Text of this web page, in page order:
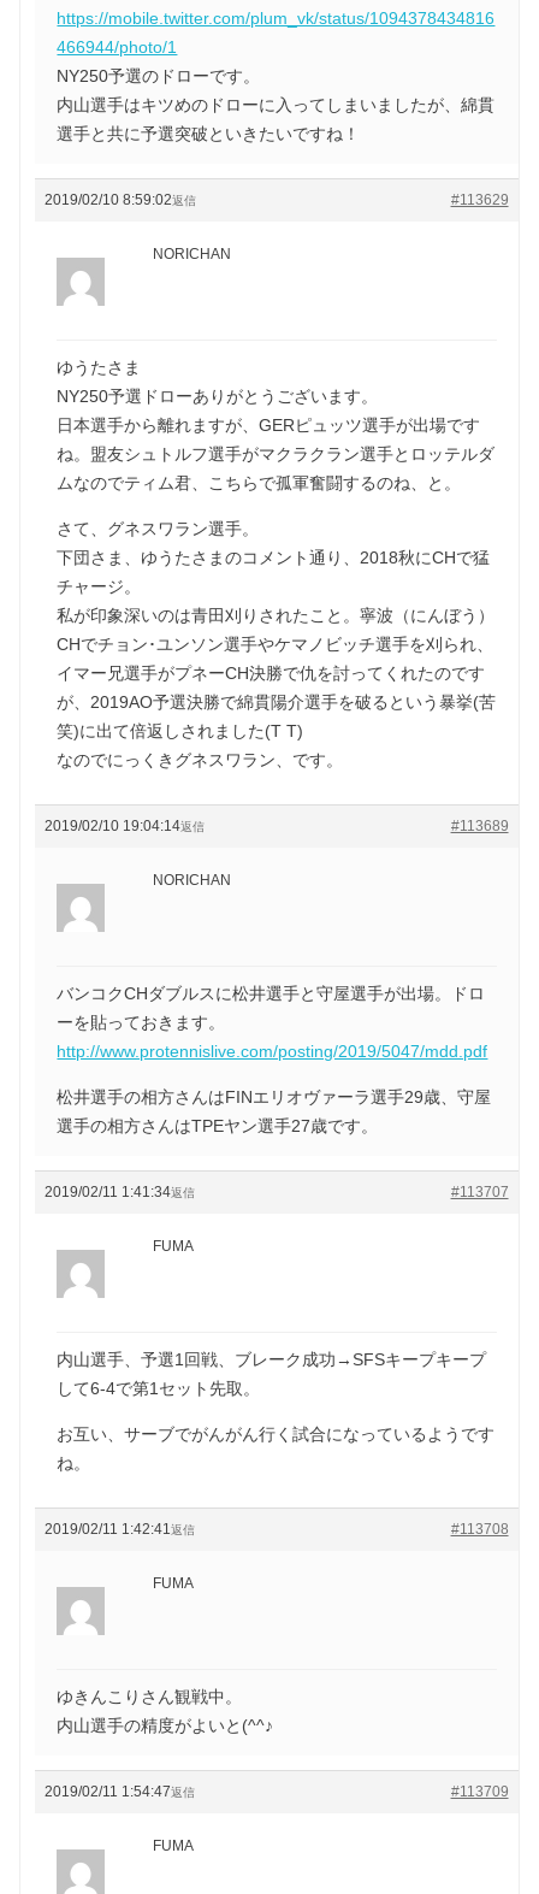
https://mobile.twitter.com/plum_vk/status/1094378434816
466944/photo/1
NY250予選のドローです。
内山選手はキツめのドローに入ってしまいましたが、綿貫
選手と共に予選突破といきたいですね！
2019/02/10 8:59:02 #113629
返信
NORICHAN
ゆうたさま
NY250予選ドローありがとうございます。
日本選手から離れますが、GERピュッツ選手が出場です
ね。盟友シュトルフ選手がマクラクラン選手とロッテルダ
ムなのでティム君、こちらで孤軍奮闘するのね、と。
さて、グネスワラン選手。
下団さま、ゆうたさまのコメント通り、2018秋にCHで猛
チャージ。
私が印象深いのは青田刈りされたこと。寧波（にんぼう）
CHでチョン･ユンソン選手やケマノビッチ選手を刈られ、
イマー兄選手がプネーCH決勝で仇を討ってくれたのです
が、2019AO予選決勝で綿貫陽介選手を破るという暴挙(苦
笑)に出て倍返しされました(T T)
なのでにっくきグネスワラン、です。
2019/02/10 19:04:14 #113689
返信
NORICHAN
バンコクCHダブルスに松井選手と守屋選手が出場。ドロ
ーを貼っておきます。
http://www.protennislive.com/posting/2019/5047/mdd.pdf
松井選手の相方さんはFINエリオヴァーラ選手29歳、守屋
選手の相方さんはTPEヤン選手27歳です。
2019/02/11 1:41:34 #113707
返信
FUMA
内山選手、予選1回戦、ブレーク成功→SFSキープキープ
して6-4で第1セット先取。
お互い、サーブでがんがん行く試合になっているようです
ね。
2019/02/11 1:42:41 #113708
返信
FUMA
ゆきんこりさん観戦中。
内山選手の精度がよいと(^^♪
2019/02/11 1:54:47 #113709
返信
FUMA